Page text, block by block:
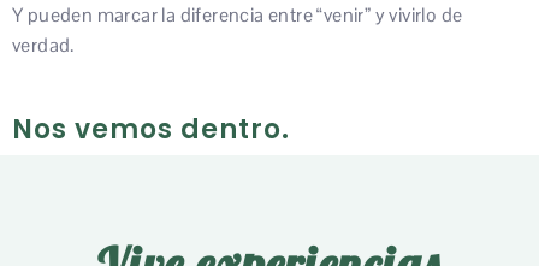
Y pueden marcar la diferencia entre “venir” y vivirlo de
verdad.
Nos vemos dentro.